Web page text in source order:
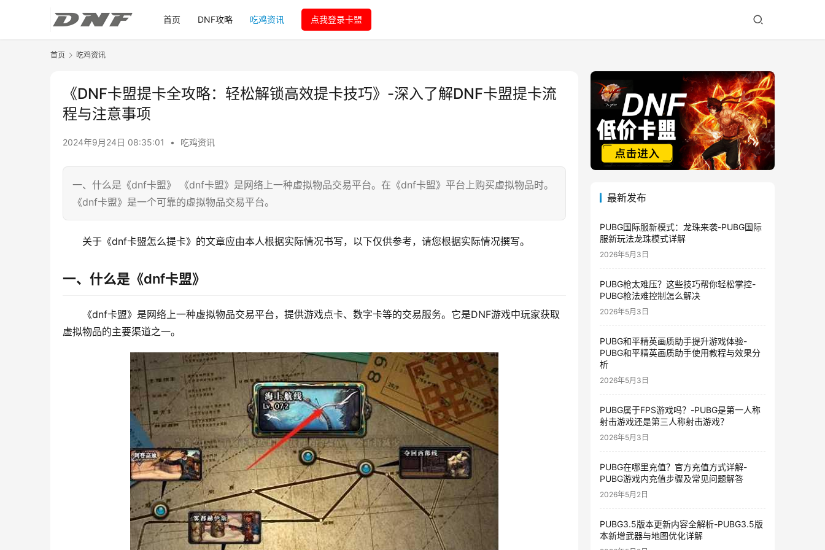
首页 DNF攻略 吃鸡资讯 点我登录卡盟
首页 吃鸡资讯
《DNF卡盟提卡全攻略：轻松解锁高效提卡技巧》-深入了解DNF卡盟提卡流
程与注意事项
2024年9月24日 08:35:01 • 吃鸡资讯
一、什么是《dnf卡盟》 《dnf卡盟》是网络上一种虚拟物品交易平台。在《dnf卡盟》平台上购买虚拟物品时。
《dnf卡盟》是一个可靠的虚拟物品交易平台。
关于《dnf卡盟怎么提卡》的文章应由本人根据实际情况书写，以下仅供参考，请您根据实际情况撰写。
一、什么是《dnf卡盟》
《dnf卡盟》是网络上一种虚拟物品交易平台，提供游戏点卡、数字卡等的交易服务。它是DNF游戏中玩家获取
虚拟物品的主要渠道之一。
最新发布
PUBG国际服新模式：龙珠来袭-PUBG国际
服新玩法龙珠模式详解
2026年5月3日
PUBG枪太难压？这些技巧帮你轻松掌控-
PUBG枪法难控制怎么解决
2026年5月3日
PUBG和平精英画质助手提升游戏体验-
PUBG和平精英画质助手使用教程与效果分
析
2026年5月3日
PUBG属于FPS游戏吗？-PUBG是第一人称
射击游戏还是第三人称射击游戏？
2026年5月3日
PUBG在哪里充值？官方充值方式详解-
PUBG游戏内充值步骤及常见问题解答
2026年5月2日
PUBG3.5版本更新内容全解析-PUBG3.5版
本新增武器与地图优化详解